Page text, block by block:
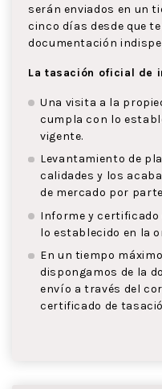
serán enviados en un
cinco días desde que
documentación
La tasación oficial de
Una visita a la
cumpla con lo
vigente.
Levantamiento de
calidades y los
de mercado por
Informe y certificado
lo establecido en la
En un tiempo
dispongamos de la
envío a través del
certificado de